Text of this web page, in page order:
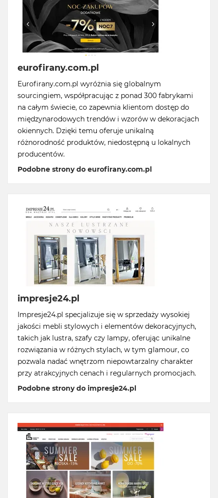
eurofirany.com.pl
Eurofirany.com.pl wyróżnia się globalnym
sourcingiem, współpracując z ponad 300 fabrykami
na całym świecie, co zapewnia klientom dostęp do
międzynarodowych trendów i wzorów w dekoracjach
okiennych. Dzięki temu oferuje unikalną
różnorodność produktów, niedostępną u lokalnych
producentów.
Podobne strony do eurofirany.com.pl
impresje24.pl
Impresje24.pl specjalizuje się w sprzedaży wysokiej
jakości mebli stylowych i elementów dekoracyjnych,
takich jak lustra, szafy czy lampy, oferując unikalne
rozwiązania w różnych stylach, w tym glamour, co
pozwala nadać wnętrzom niepowtarzalny charakter
przy atrakcyjnych cenach i regularnych promocjach.
Podobne strony do impresje24.pl